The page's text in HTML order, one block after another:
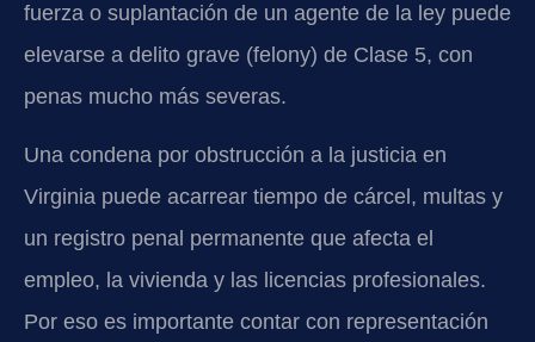
fuerza o suplantación de un agente de la ley puede
elevarse a delito grave (felony) de Clase 5, con
penas mucho más severas.
Una condena por obstrucción a la justicia en
Virginia puede acarrear tiempo de cárcel, multas y
un registro penal permanente que afecta el
empleo, la vivienda y las licencias profesionales.
Por eso es importante contar con representación